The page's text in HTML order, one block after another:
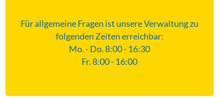
Für allgemeine Fragen ist unsere Verwaltung zu
folgenden Zeiten erreichbar:
Mo. - Do. 8:00 - 16:30
Fr. 8:00 - 16:00